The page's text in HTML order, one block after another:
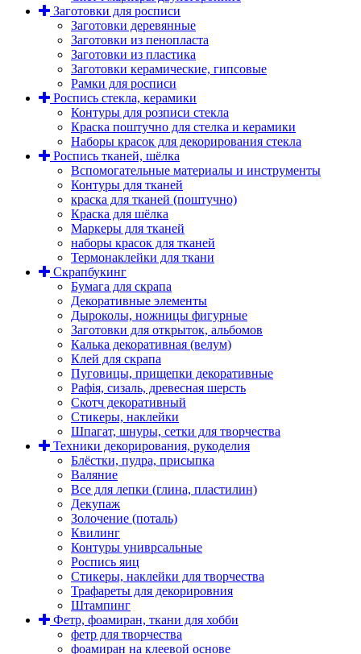
Заготовки для росписи
Заготовки деревянные
Заготовки из пенопласта
Заготовки из пластика
Заготовки керамические, гипсовые
Рамки для росписи
Роспись стекла, керамики
Контуры для розписи стекла
Краска поштучно для стелка и керамики
Наборы красок для декорирования стекла
Роспись тканей, шёлка
Вспомогательные материалы и инструменты
Контуры для тканей
краска для тканей (поштучно)
Краска для шёлка
Маркеры для тканей
наборы красок для тканей
Термонаклейки для ткани
Скрапбукинг
Бумага для скрапа
Декоративные элементы
Дыроколы, ножницы фигурные
Заготовки для открыток, альбомов
Калька декоративная (велум)
Клей для скрапа
Пуговицы, прищепки декоративные
Рафія, сизаль, древесная шерсть
Скотч декоративный
Стикеры, наклейки
Шпагат, шнуры, сетки для творчества
Техники декорирования, рукоделия
Блёстки, пудра, присыпка
Валяние
Все для лепки (глина, пластилин)
Декупаж
Золочение (поталь)
Квилинг
Контуры униврсальные
Роспись яиц
Стикеры, наклейки для творчества
Трафареты для декорировния
Штампинг
Фетр, фоамиран, ткани для хобби
фетр для творчества
фоамиран на клеевой основе